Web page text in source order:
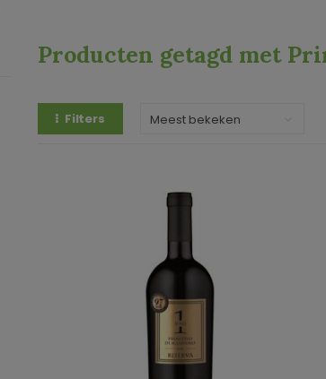
Producten getagd met
Filters Meest bekeken